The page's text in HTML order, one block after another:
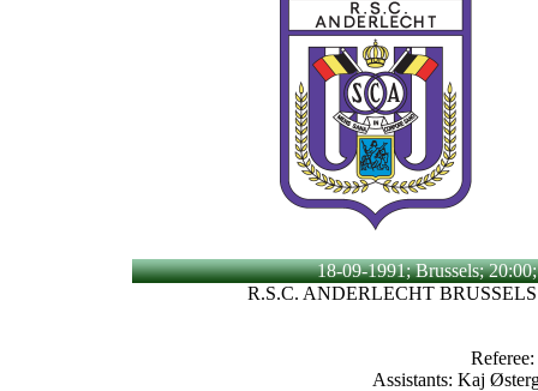
18-09-1991; Brussels;
R.S.C. ANDERLECHT
Assistants: Kaj